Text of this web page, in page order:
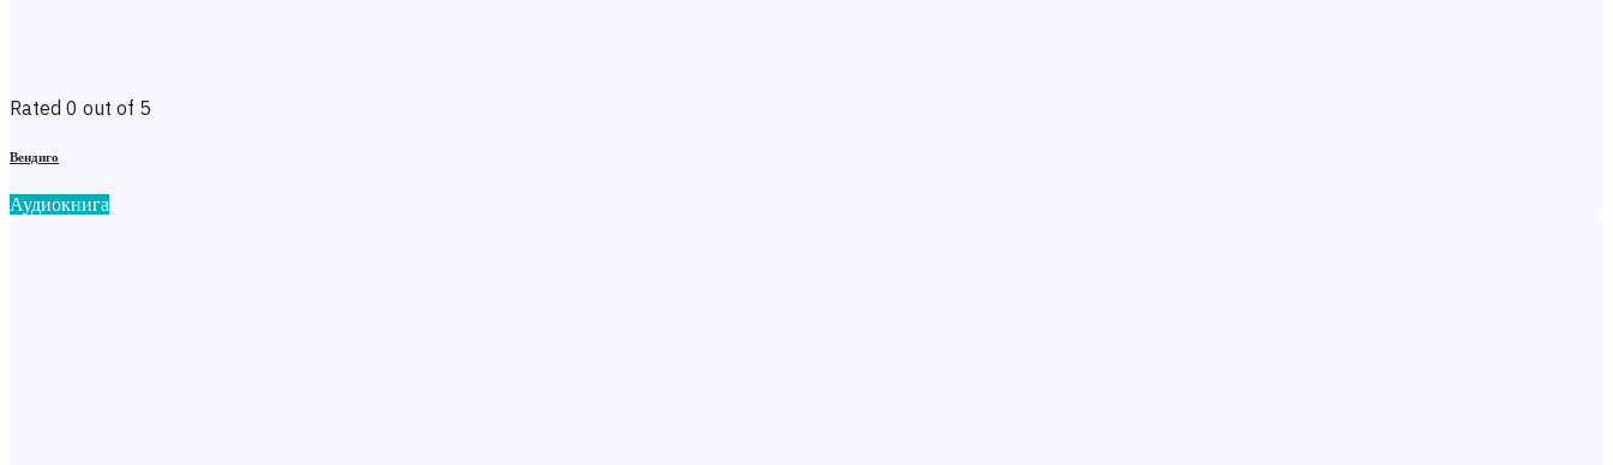
Rated 0 out of 5
Вендиго
Аудиокнига